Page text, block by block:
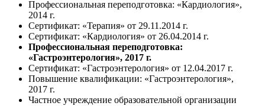
Профессиональная переподготовка: «Кардиология»,
2014 г.
Сертификат: «Терапия» от 29.11.2014 г.
Сертификат: «Кардиология» от 26.04.2014 г.
Профессиональная переподготовка:
«Гастроэнтерология», 2017 г.
Сертификат: «Гастроэнтерология» от 12.04.2017 г.
Повышение квалификации: «Гастроэнтерология»,
2017 г.
Частное учреждение образовательной организации